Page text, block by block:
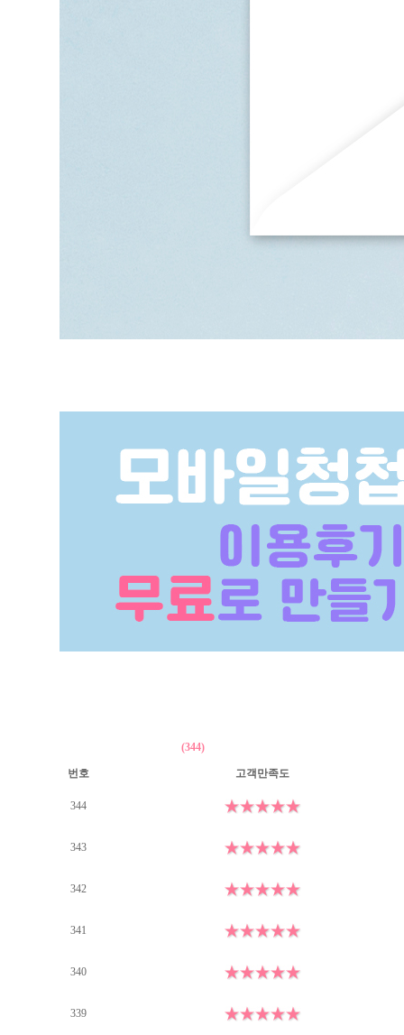
(344)
번호 고객만족도
344
343
342
341
340
339